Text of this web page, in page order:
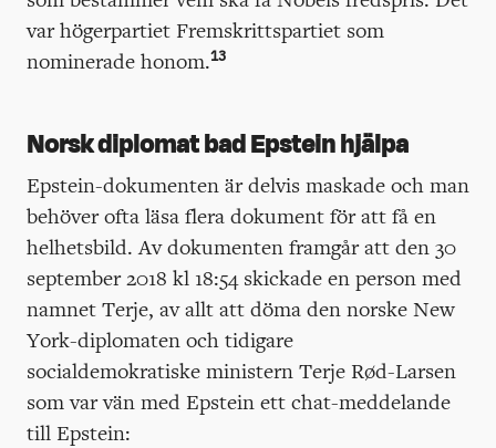
var högerpartiet Fremskrittspartiet som
nominerade honom.13
Norsk diplomat bad Epstein hjälpa
Epstein-dokumenten är delvis maskade och man
behöver ofta läsa flera dokument för att få en
helhetsbild. Av dokumenten framgår att den 30
september 2018 kl 18:54 skickade en person med
namnet Terje, av allt att döma den norske New
York-diplomaten och tidigare
socialdemokratiske ministern Terje Rød-Larsen
som var vän med Epstein ett chat-meddelande
till Epstein: